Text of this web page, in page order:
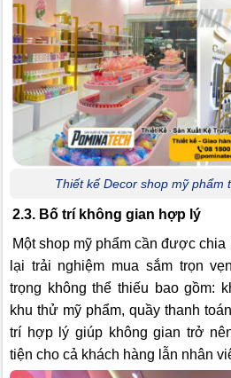
Thiết kế Decor shop mỹ phẩm
2.3. Bố trí không gian hợp lý
Một shop mỹ phẩm cần được
lại trải nghiệm mua sắm trọn
trọng không thể thiếu bao gồm:
khu thử mỹ phẩm, quầy thanh
trí hợp lý giúp không gian trở
tiện cho cả khách hàng lẫn nhân